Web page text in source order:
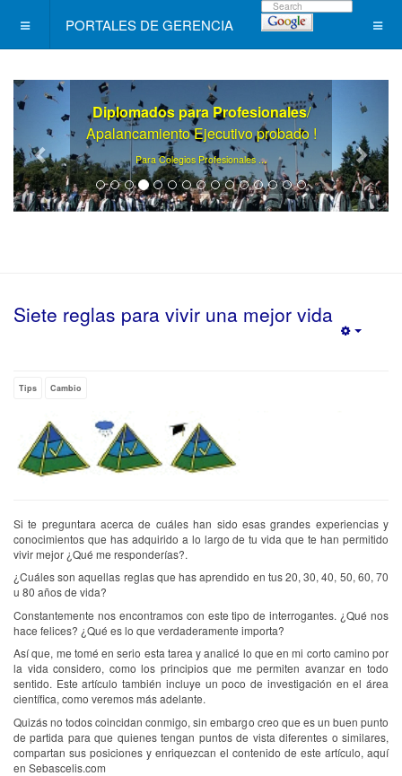
PORTALES DE GERENCIA
Diplomados para Profesionales/
Apalancamiento Ejecutivo probado !
Para Colegios Profesionales ...
Siete reglas para vivir una mejor vida
Tips Cambio
Si te preguntara acerca de cuáles han sido esas grandes experiencias y
conocimientos que has adquirido a lo largo de tu vida que te han permitido
vivir mejor ¿Qué me responderías?.
¿Cuáles son aquellas reglas que has aprendido en tus 20, 30, 40, 50, 60, 70
u 80 años de vida?
Constantemente nos encontramos con este tipo de interrogantes. ¿Qué nos
hace felices? ¿Qué es lo que verdaderamente importa?
Así que, me tomé en serio esta tarea y analicé lo que en mi corto camino por
la vida considero, como los principios que me permiten avanzar en todo
sentido. Este artículo también incluye un poco de investigación en el área
científica, como veremos más adelante.
Quizás no todos coincidan conmigo, sin embargo creo que es un buen punto
de partida para que quienes tengan puntos de vista diferentes o similares,
compartan sus posiciones y enriquezcan el contenido de este artículo, aquí
en Sebascelis.com